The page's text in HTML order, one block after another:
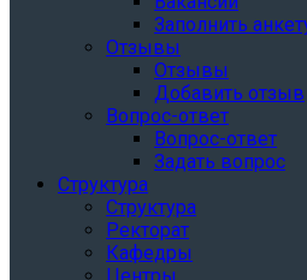
Заполнить
Отзывы
Отзывы
Добавить отзыв
Вопрос-ответ
Вопрос-ответ
Задать вопрос
Структура
Структура
Ректорат
Кафедры